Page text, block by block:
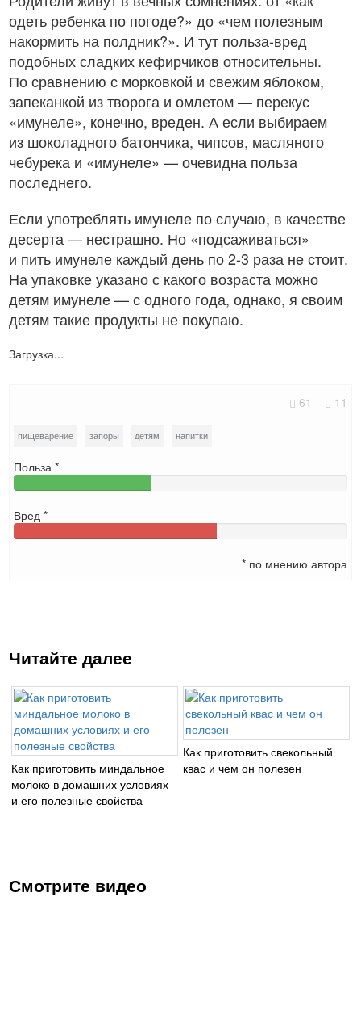
одеть ребенка по погоде?» до «чем полезным
накормить на полдник?». И тут польза-вред
подобных сладких кефирчиков относительны.
По сравнению с морковкой и свежим яблоком,
запеканкой из творога и омлетом — перекус
«имунеле», конечно, вреден. А если выбираем
из шоколадного батончика, чипсов, масляного
чебурека и «имунеле» — очевидна польза
последнего.
Если употреблять имунеле по случаю, в качестве
десерта — нестрашно. Но «подсаживаться»
и пить имунеле каждый день по 2-3 раза не стоит.
На упаковке указано с какого возраста можно
детям имунеле — с одного года, однако, я своим
детям такие продукты не покупаю.
Загрузка...
61 11
пищеварение запоры детям напитки
Польза *
Вред *
* по мнению автора
Читайте далее
Как приготовить миндальное
молоко в домашних условиях
и его полезные свойства
Как приготовить свекольный
квас и чем он полезен
Смотрите видео